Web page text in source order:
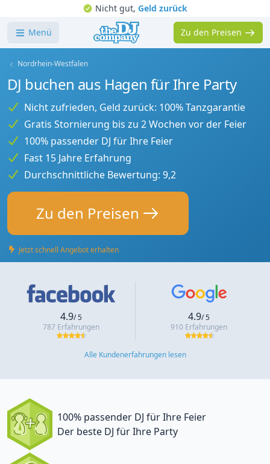
Nicht gut,Geld zurück
Menü Zu den Preisen
Nordrhein-Westfalen
DJ buchen aus Hagen für Ihre Party
Nicht zufrieden, Geld zurück: 100% Tanzgarantie
Gratis Stornierung bis zu 2 Wochen vor der Feier
100% passender DJ für Ihre Feier
Fast 15 Jahre Erfahrung
Durchschnittliche Bewertung: 9,2
Zu den Preisen
Jetzt schnell Angebot erhalten
4.9/ 5
787 Erfahrungen
4.9/ 5
910 Erfahrungen
Alle Kundenerfahrungen lesen
100% passender DJ für Ihre Feier
Der beste DJ für Ihre Party